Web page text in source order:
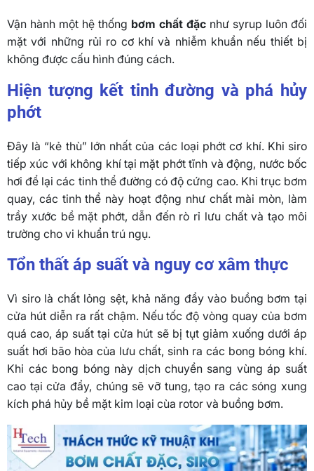
Vận hành một hệ thống bơm chất đặc như syrup luôn đối
mặt với những rủi ro cơ khí và nhiễm khuẩn nếu thiết bị
không được cấu hình đúng cách.
Hiện tượng kết tinh đường và phá hủy
phớt
Đây là “kẻ thù” lớn nhất của các loại phớt cơ khí. Khi siro
tiếp xúc với không khí tại mặt phớt tĩnh và động, nước bốc
hơi để lại các tinh thể đường có độ cứng cao. Khi trục bơm
quay, các tinh thể này hoạt động như chất mài mòn, làm
trầy xước bề mặt phớt, dẫn đến rò rỉ lưu chất và tạo môi
trường cho vi khuẩn trú ngụ.
Tổn thất áp suất và nguy cơ xâm thực
Vì siro là chất lỏng sệt, khả năng đẩy vào buồng bơm tại
cửa hút diễn ra rất chậm. Nếu tốc độ vòng quay của bơm
quá cao, áp suất tại cửa hút sẽ bị tụt giảm xuống dưới áp
suất hơi bão hòa của lưu chất, sinh ra các bong bóng khí.
Khi các bong bóng này dịch chuyển sang vùng áp suất
cao tại cửa đẩy, chúng sẽ vỡ tung, tạo ra các sóng xung
kích phá hủy bề mặt kim loại cùa rotor và buồng bơm.